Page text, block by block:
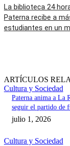
La biblioteca 24
Paterna recibe a
estudiantes en un
ARTÍCULOS
Cultura y Sociedad
Paterna anima a La
seguir el partido de
julio 1, 2026
Cultura y Sociedad